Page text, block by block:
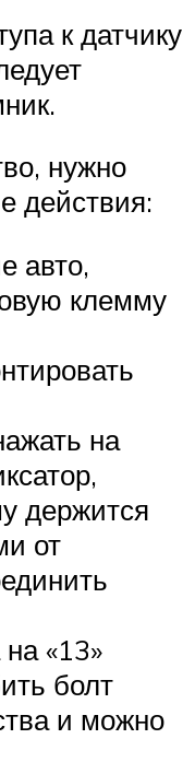
к датчику
нужно
действия:
авто,
клемму
на
держится
от
«13»
болт
и можно